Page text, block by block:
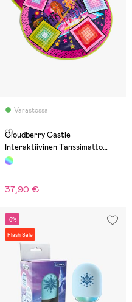
Varastossa
(1)
Cloudberry Castle
Interaktiivinen Tanssimatto
Disco 93x91 cm
37,90 €
-6%
Flash Sale